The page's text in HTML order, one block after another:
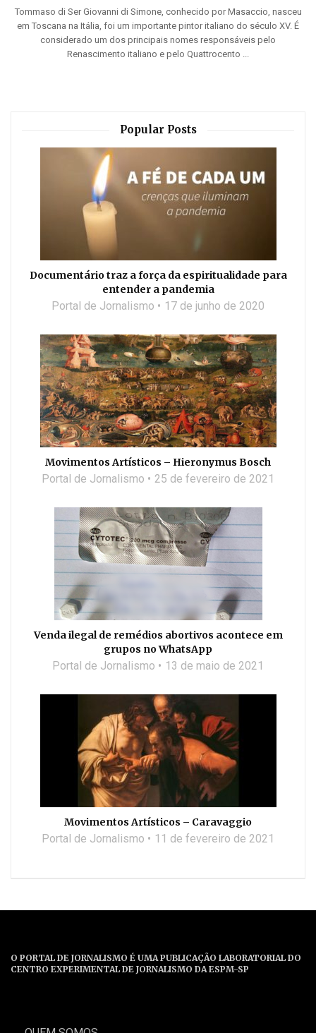
Tommaso di Ser Giovanni di Simone, conhecido por Masaccio, nasceu
em Toscana na Itália, foi um importante pintor italiano do século XV. É
considerado um dos principais nomes responsáveis pelo
Renascimento italiano e pelo Quattrocento ...
Popular Posts
Documentário traz a força da espiritualidade para
entender a pandemia
Portal de Jornalismo 17 de junho de 2020
Movimentos Artísticos – Hieronymus Bosch
Portal de Jornalismo 25 de fevereiro de 2021
Venda ilegal de remédios abortivos acontece em
grupos no WhatsApp
Portal de Jornalismo 13 de maio de 2021
Movimentos Artísticos – Caravaggio
Portal de Jornalismo 11 de fevereiro de 2021
O PORTAL DE JORNALISMO É UMA PUBLICAÇÃO LABORATORIAL DO
CENTRO EXPERIMENTAL DE JORNALISMO DA ESPM-SP